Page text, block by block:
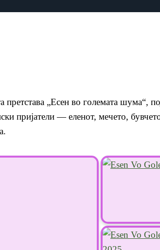
претстава „Есен во големата шума“,
пријатели — еленот, мечето,